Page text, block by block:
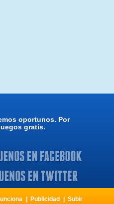
oportunos. Por
gratis.
Publicidad Subir